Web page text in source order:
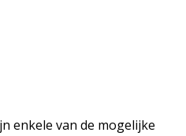
enkele van de mogelijke